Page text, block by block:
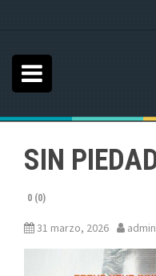
SIN
0 (0)
31 marzo, 2026 admin